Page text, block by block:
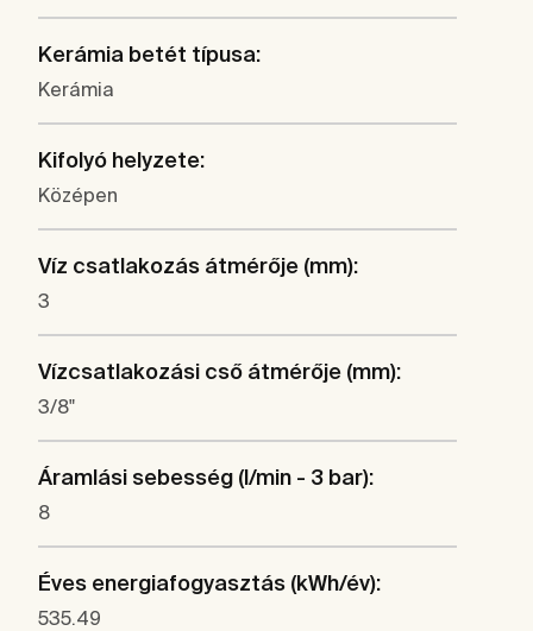
Kerámia betét típusa:
Kerámia
Kifolyó helyzete:
Középen
Víz csatlakozás átmérője (mm):
3
Vízcsatlakozási cső átmérője (mm):
3/8"
Áramlási sebesség (l/min - 3 bar):
8
Éves energiafogyasztás (kWh/év):
535.49